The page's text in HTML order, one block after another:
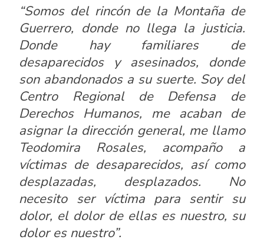
“Somos del rincón de la Montaña de
Guerrero, donde no llega la justicia.
Donde hay familiares de
desaparecidos y asesinados, donde
son abandonados a su suerte. Soy del
Centro Regional de Defensa de
Derechos Humanos, me acaban de
asignar la dirección general, me llamo
Teodomira Rosales, acompaño a
víctimas de desaparecidos, así como
desplazadas, desplazados. No
necesito ser víctima para sentir su
dolor, el dolor de ellas es nuestro, su
dolor es nuestro”.